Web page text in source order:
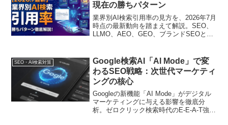
現在の勝ちパターン
業界別AI検索引用率の見方を、2026年7月
時点の最新動向を踏まえて解説。SEO、
LLMO、AEO、GEO、ブランドSEOとの
す。
SEO・AI検索対策
Google検索AI「AI Mode」で変
わるSEO戦略：次世代マーケティ
ングの核心
Googleの新機能「AI Mode」がデジタル
マーケティングに与える影響を徹底分
析。ゼロクリック検索時代のE-E-A-T強化